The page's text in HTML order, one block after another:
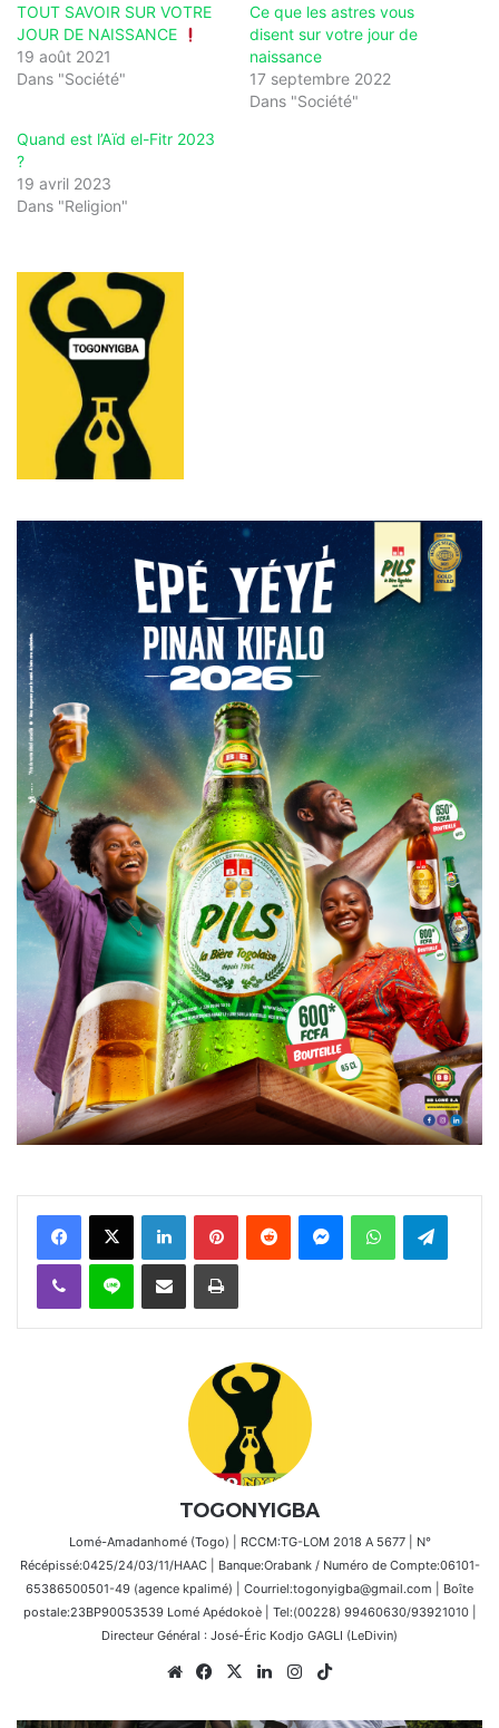
TOUT SAVOIR SUR VOTRE
JOUR DE NAISSANCE
19 août 2021
Dans "Société"
Ce que les astres vous
disent sur votre jour de
naissance
17 septembre 2022
Dans "Société"
Quand est l’Aïd el-Fitr 2023
?
19 avril 2023
Dans "Religion"
FacebookX Linkedin PinterestReddit MessengerWhatsAppTelegram
Viber Ligne Partager par email Imprimer
TOGONYIGBA
Lomé-Amadanhomé (Togo) | RCCM:TG-LOM 2018 A 5677 | N°
Récépissé:0425/24/03/11/HAAC | Banque:Orabank / Numéro de Compte:06101-
65386500501-49 (agence kpalimé) | Courriel:togonyigba@gmail.com | Boîte
postale:23BP90053539 Lomé Apédokoè | Tel:(00228) 99460630/93921010 |
Directeur Général : José-Éric Kodjo GAGLI (LeDivin)
WebsiteFacebook
X LinkedinInstagram